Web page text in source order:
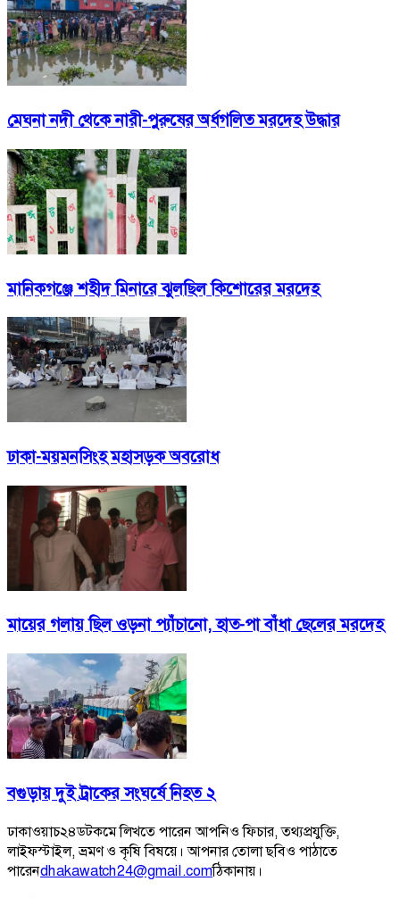
মেঘনা নদী থেকে নারী-পুরুষের অর্ধগলিত মরদেহ উদ্ধার
মানিকগঞ্জে শহীদ মিনারে ঝুলছিল কিশোরের মরদেহ
ঢাকা-ময়মনসিংহ মহাসড়ক অবরোধ
মায়ের গলায় ছিল ওড়না প্যাঁচানো, হাত-পা বাঁধা ছেলের মরদেহ
বগুড়ায় দুই ট্রাকের সংঘর্ষে নিহত ২
ঢাকাওয়াচ২৪ডটকমে লিখতে পারেন আপনিও ফিচার, তথ্যপ্রযুক্তি,
লাইফস্টাইল, ভ্রমণ ও কৃষি বিষয়ে। আপনার তোলা ছবিও পাঠাতে
পারেনdhakawatch24@gmail.comঠিকানায়।